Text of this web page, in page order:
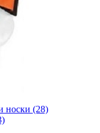
носки (28)